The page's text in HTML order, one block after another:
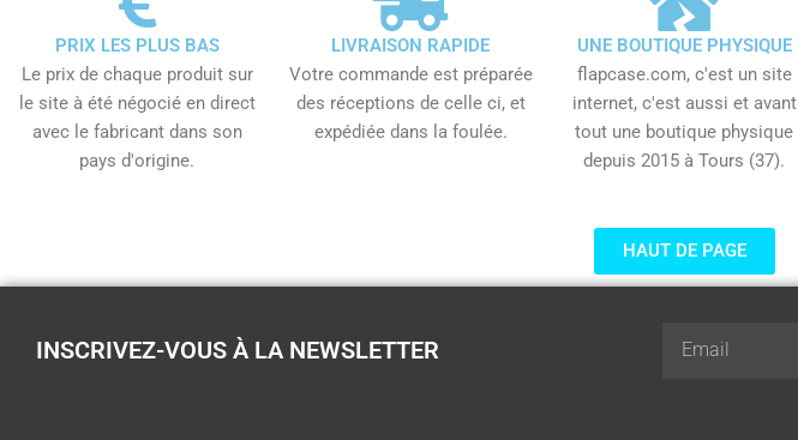
PRIX LES PLUS BAS
Le prix de chaque produit sur
le site à été négocié en direct
avec le fabricant dans son
pays d'origine.
LIVRAISON RAPIDE
Votre commande est préparée
des réceptions de celle ci, et
expédiée dans la foulée.
UNE BOUTIQUE PHYSIQUE
flapcase.com, c'est un site
internet, c'est aussi et avant
tout une boutique physique
depuis 2015 à Tours (37).
HAUT DE PAGE
INSCRIVEZ-VOUS À LA NEWSLETTER